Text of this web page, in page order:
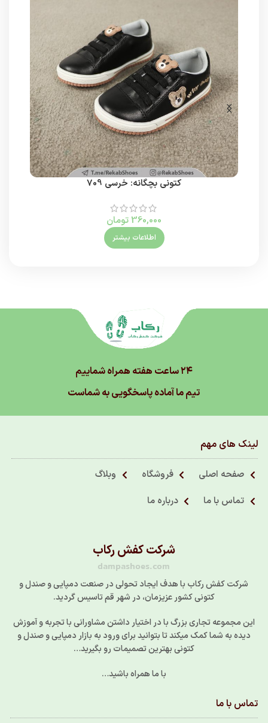
کتونی بچگانه: خرسی 709
360,000 تومان
اطلاعات بیشتر
۲۴ ساعت هفته همراه شماییم
تیم ما آماده پاسخگویی به شماست
لینک های مهم
صفحه اصلی فروشگاه
وبلاگ
تماس با ما
درباره ما
شرکت کفش رکاب
dampashoes.com
شرکت کفش رکاب با هدف ایجاد تحولی در صنعت دمپایی و صندل و
کتونی کشور عزیزمان، در شهر قم تاسیس گردید.
این مجموعه تجاری بزرگ با در اختیار داشتن مشاورانی با تجربه و آموزش
دیده به شما کمک میکند تا بتوانید برای ورود به بازار دمپایی و صندل و
کتونی بهترین تصمیمات رو بگیرید…
با ما همراه باشید…
تماس با ما